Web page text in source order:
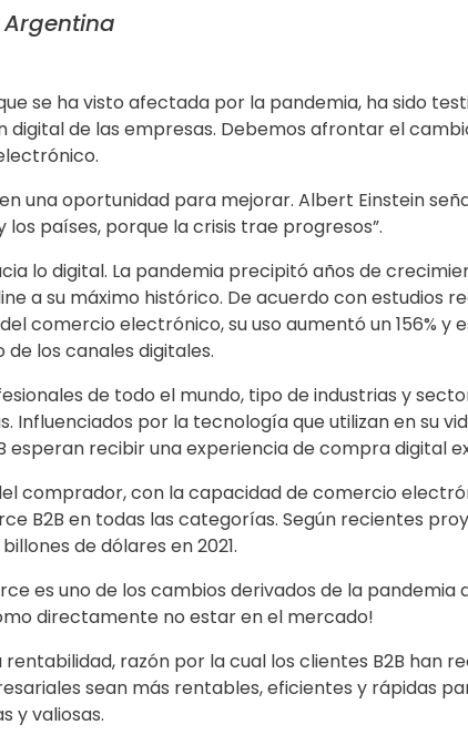
se ha visto afectada por la pandemia, ha sido
de las empresas. Debemos afrontar el
una oportunidad para mejorar. Albert Einstein
países, porque la crisis trae progresos”.
lo digital. La pandemia precipitó años de
a su máximo histórico. De acuerdo con estudios
comercio electrónico, su uso aumentó un 156% y
de los canales digitales.
de todo el mundo, tipo de industrias y
Influenciados por la tecnología que utilizan en su
esperan recibir una experiencia de compra digital
comprador, con la capacidad de comercio
B2B en todas las categorías. Según recientes
de dólares en 2021.
es uno de los cambios derivados de la pandemia
directamente no estar en el mercado!
razón por la cual los clientes B2B han
sean más rentables, eficientes y rápidas
y valiosas.